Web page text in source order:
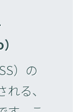
）の
る、